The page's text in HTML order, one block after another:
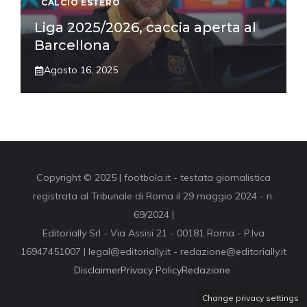
CALCIO ESTERO
Liga 2025/2026, caccia aperta al
Barcellona
Agosto 16, 2025
Copyright © 2025 | footbola.it - testata giornalistica
registrata al Tribunale di Roma il 29 maggio 2024 - n.
69/2024 |
Editorially Srl - Via Assisi 21 - 00181 Roma - P.Iva
16947451007 | legal@editorially.it - redazione@editorially.it
DisclaimerPrivacy PolicyRedazione
Change privacy settings